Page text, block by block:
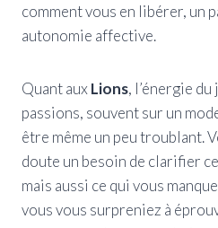
comment vous en libérer, un
autonomie affective.
Quant auxLions, l’énergie
passions, souvent sur un
être même un peu troublant.
doute un besoin de clarifier
mais aussi ce qui vous
vous vous surpreniez à